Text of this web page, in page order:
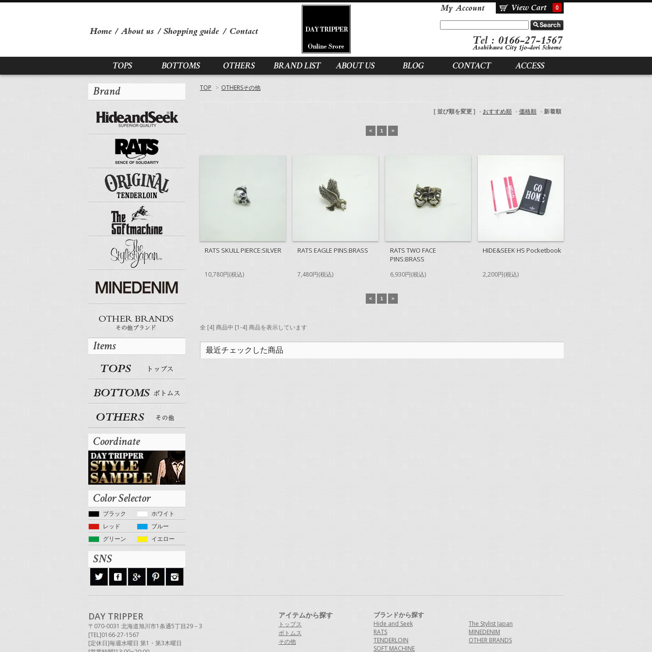
0
TOPS BOTTOMS OTHERS BRAND LIST ABOUT US BLOG CONTACT ACCESS
TOP > OTHERSその他
[ 並び順を変更 ] - おすすめ順 -価格順 -新着順
< 1 >
RATS SKULL PIERCE:SILVER
10,780円(税込)
RATS EAGLE PINS:BRASS
7,480円(税込)
RATS TWO FACE
PINS:BRASS
6,930円(税込)
HIDE&SEEK HS Pocketbook
2,200円(税込)
< 1 >
全 [4] 商品中 [1-4] 商品を表示しています
最近チェックした商品
Brand
Items
Coordinate
Color Selector
ブラック
ホワイト
レッド
ブルー
グリーン
イエロー
SNS
DAY TRIPPER
〒070-0031 北海道旭川市1条通5丁目29－3
[TEL]0166-27-1567
[定休日]毎週水曜日 第1・第3木曜日
アイテムから探す
トップス
ボトムス
その他
ブランドから探す
Hide and Seek
RATS
TENDERLOIN
SOFT MACHINE
The Stylist Japan
MINEDENIM
OTHER BRANDS